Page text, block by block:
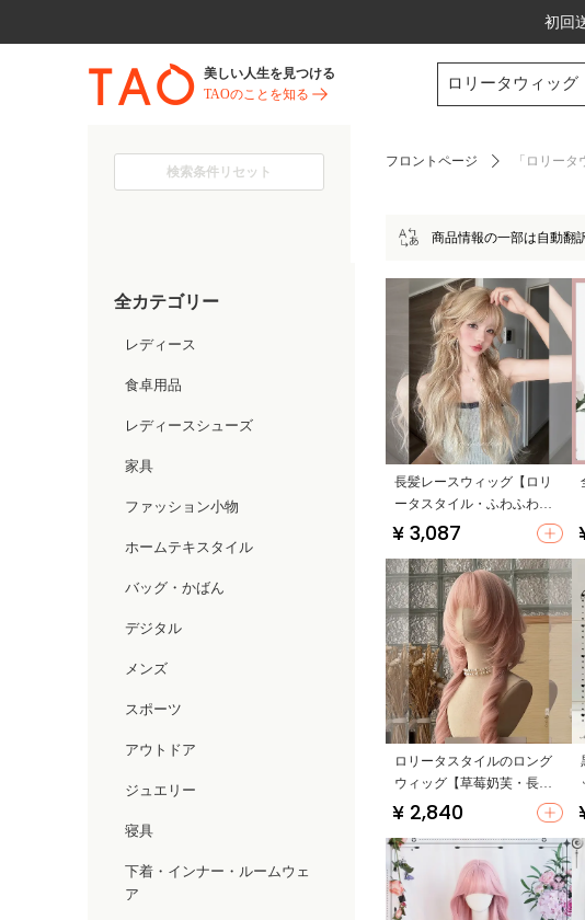
今だけ! 最大65％OFF! |ファッション、
初回
美しい人生を見つける
TAOのことを知る
ロリータウィッグ
検索条件リセット
全カテゴリー
レディース
食卓用品
レディースシューズ
家具
ファッション小物
ホームテキスタイル
バッグ・かばん
デジタル
メンズ
スポーツ
アウトドア
ジュエリー
寝具
下着・インナー・ルームウェ
ア
フロントページ 「ロリー
商品情報の一部は自動翻
長髪レースウィッグ【ロリ
ータスタイル・ふわふわカ
ール・顔周りにぴったり】
¥ 3,087
ロリータスタイルのロング
ウィッグ【草莓奶芙・長い
巻き髪・JK用】
¥ 2,840